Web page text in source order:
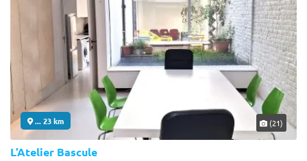
... 23 km (21)
L’Atelier Bascule